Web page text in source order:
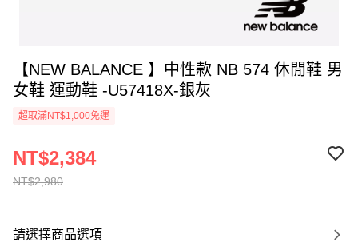
【NEW BALANCE 】中性款 NB 574 休閒鞋 男
女鞋 運動鞋 -U57418X-銀灰
超取滿NT$1,000免運
NT$2,980
NT$2,384
請選擇商品選項